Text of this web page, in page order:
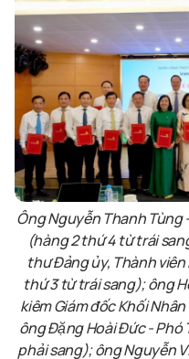
Ông Nguyễn Thanh Tùng
(hàng 2 thứ 4 từ trái
thư Đảng ủy, Thành viên
thứ 3 từ trái sang); ông
kiêm Giám đốc Khối
ông Đặng Hoài Đức - Phó
phải sang); ông Nguyễn